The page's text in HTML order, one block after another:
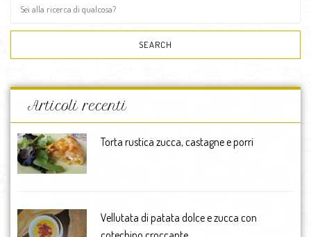
Articoli recenti
Torta rustica zucca, castagne e porri
Vellutata di patata dolce e zucca con